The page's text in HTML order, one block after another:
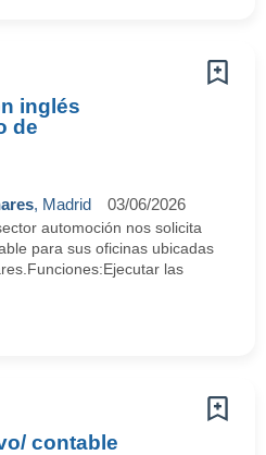
inglés
de
, Madrid 03/06/2026
automoción nos solicita
para sus oficinas ubicadas
las
contable